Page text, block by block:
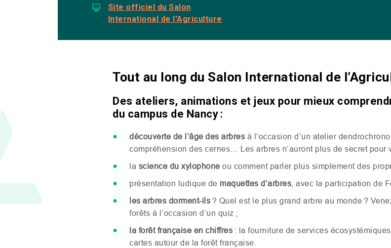
Site officiel du Salon
International de l'Agriculture
Tout au long du Salon International de
Des ateliers, animations et jeux pour mieux
du campus de Nancy :
découverte de l’âge des arbres à l’occasion d’un atelier
compréhension des cernes… Les arbres n’auront plus de secret pour
la science du xylophone ou comment parler plus simplement des
présentation ludique de maquettes d’arbres , avec la participation de
les arbres dorment-ils ? Quel est le plus grand arbre au monde ?
forêts à l’occasion d’un quiz ;
la forêt française en chiffres : la fourniture de services
cartes autour de la forêt française.